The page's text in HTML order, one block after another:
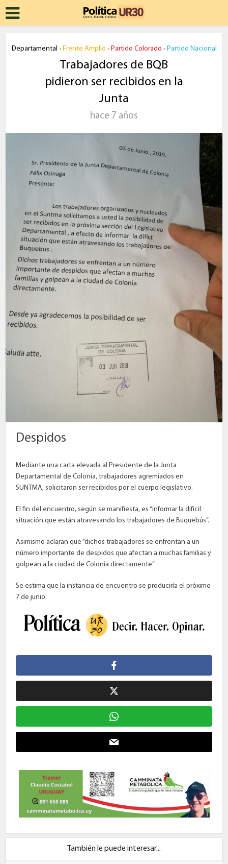
Departamental • Frente Amplio • Partido Colorado • Partido Nacional
Trabajadores de BQB
pidieron ser recibidos en la
Junta
hace 7 años
Despidos
Mediante una carta elevada al Presidente de la Junta
Departamental de Colonia, trabajadores agremiados en
SUNTMA, solicitaron ser recibidos por el cuerpo legislativo.
El fin del encuentro, según se manifiesta, es “informar la difícil
situación que están atravesando los trabajadores de Buquebús”.
Asimismo aclaran que “dichos trabajadores se enfrentan a un
número importante de despidos que afectan a muchas familias y
golpean a la ciudad de Colonia directamente”
Se estima que la instancia de encuentro se produciría el próximo
7 de junio.
También le puede interesar...